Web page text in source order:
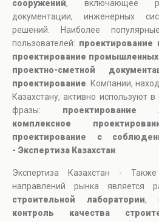
сооружений, включающее
документации, инженерных
решений. Наиболее
пользователей: проектирование
проектирование
проектно-сметной
проектирование . Компании,
Казахстану, активно используют
фразы:
комплексное
проектирование с
- Экспертиза Казахстан
Экспертиза Казахстан -
направлений рынка является
строительной лаборатории,
контроль качества